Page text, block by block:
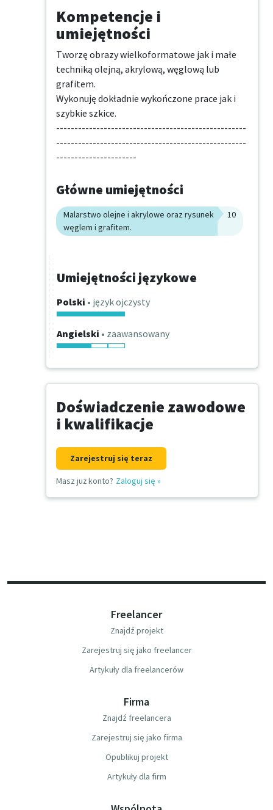
Kompetencje i
umiejętności
Tworzę obrazy wielkoformatowe jak i małe
techniką olejną, akrylową, węglową lub
grafitem.
Wykonuję dokładnie wykończone prace jak i
szybkie szkice.
----------------------------------------------------
----------------------------------------------------
----------------------
Główne umiejętności
Malarstwo olejne i akrylowe oraz rysunek
węglem i grafitem.
10
Umiejętności językowe
Polski • język ojczysty
Angielski • zaawansowany
Doświadczenie zawodowe
i kwalifikacje
Zarejestruj się teraz
Masz już konto? Zaloguj się »
Freelancer
Znajdź projekt
Zarejestruj się jako freelancer
Artykuły dla freelancerów
Firma
Znajdź freelancera
Zarejestruj się jako firma
Opublikuj projekt
Artykuły dla firm